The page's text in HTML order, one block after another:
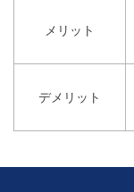
メリット
デメリット